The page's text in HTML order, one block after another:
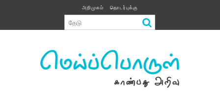
content
அறிமுகம் தொடர்புக்கு